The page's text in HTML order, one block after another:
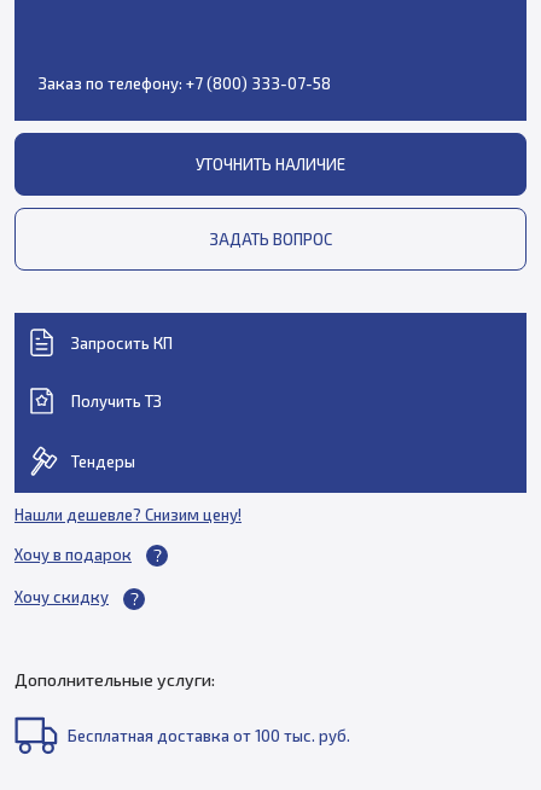
Заказ по телефону: +7 (800) 333-07-58
УТОЧНИТЬ НАЛИЧИЕ
ЗАДАТЬ ВОПРОС
Запросить КП
Получить ТЗ
Тендеры
Нашли дешевле? Снизим цену!
Хочу в подарок
Хочу скидку
Дополнительные услуги:
Бесплатная доставка от 100 тыс. руб.